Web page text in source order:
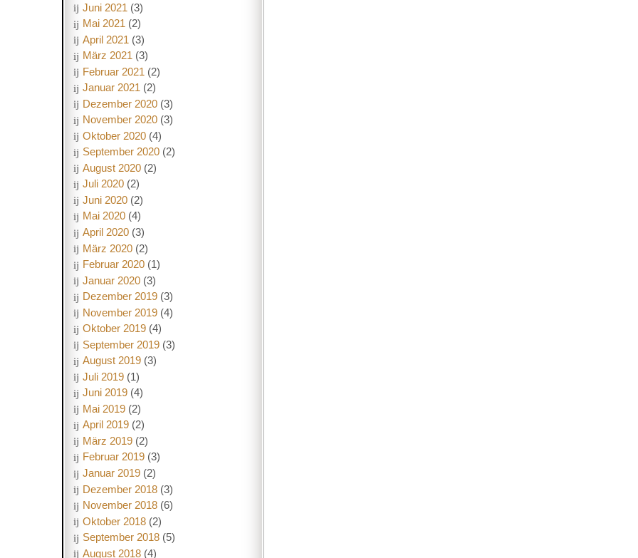
Juni 2021 (3)
Mai 2021 (2)
April 2021 (3)
März 2021 (3)
Februar 2021 (2)
Januar 2021 (2)
Dezember 2020 (3)
November 2020 (3)
Oktober 2020 (4)
September 2020 (2)
August 2020 (2)
Juli 2020 (2)
Juni 2020 (2)
Mai 2020 (4)
April 2020 (3)
März 2020 (2)
Februar 2020 (1)
Januar 2020 (3)
Dezember 2019 (3)
November 2019 (4)
Oktober 2019 (4)
September 2019 (3)
August 2019 (3)
Juli 2019 (1)
Juni 2019 (4)
Mai 2019 (2)
April 2019 (2)
März 2019 (2)
Februar 2019 (3)
Januar 2019 (2)
Dezember 2018 (3)
November 2018 (6)
Oktober 2018 (2)
September 2018 (5)
August 2018 (4)